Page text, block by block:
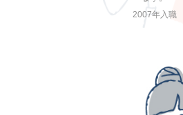
2007年入職